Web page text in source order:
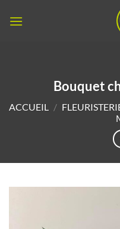
Bouquet
ACCUEIL /